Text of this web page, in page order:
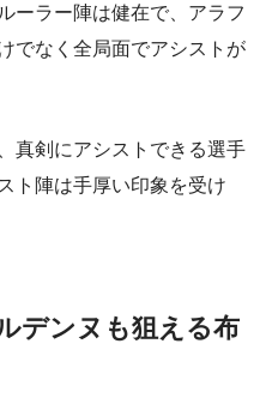
ーラー陣は健在で、アラフ
でなく全局面でアシストが
真剣にアシストできる選手
ト陣は手厚い印象を受け
デンヌも狙える布